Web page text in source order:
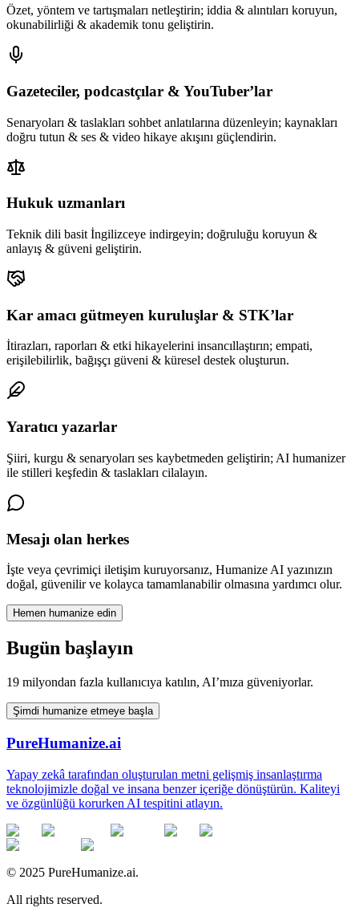
Özet, yöntem ve tartışmaları netleştirin; iddia & alıntıları koruyun,
okunabilirliği & akademik tonu geliştirin.
Gazeteciler, podcastçılar & YouTuber’lar
Senaryoları & taslakları sohbet anlatılarına düzenleyin; kaynakları
doğru tutun & ses & video hikaye akışını güçlendirin.
Hukuk uzmanları
Teknik dili basit İngilizceye indirgeyin; doğruluğu koruyun &
anlayış & güveni geliştirin.
Kar amacı gütmeyen kuruluşlar & STK’lar
İtirazları, raporları & etki hikayelerini insancıllaştırın; empati,
erişilebilirlik, bağışçı güveni & küresel destek oluşturun.
Yaratıcı yazarlar
Şiiri, kurgu & senaryoları ses kaybetmeden geliştirin; AI humanizer
ile stilleri keşfedin & taslakları cilalayın.
Mesajı olan herkes
İşte veya çevrimiçi iletişim kuruyorsanız, Humanize AI yazınızın
doğal, güvenilir ve kolayca tamamlanabilir olmasına yardımcı olur.
Hemen humanize edin
Bugün başlayın
19 milyondan fazla kullanıcıya katılın, AI’mıza güveniyorlar.
Şimdi humanize etmeye başla
PureHumanize.ai
Yapay zekâ tarafından oluşturulan metni gelişmiş insanlaştırma
teknolojimizle doğal ve insana benzer içeriğe dönüştürün. Kaliteyi
ve özgünlüğü korurken AI tespitini atlayın.
© 2025 PureHumanize.ai.
All rights reserved.